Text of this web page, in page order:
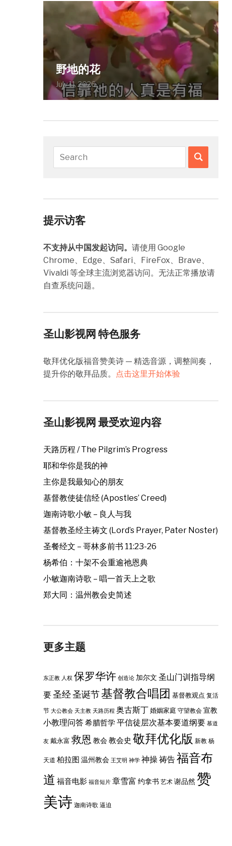
野地的花
July 11, 2026
提示访客
不支持从中国发起访问。 请使用 Google
Chrome、Edge、Safari、FireFox、Brave、
Vivaldi 等全球主流浏览器访问。无法正常播放请
自查系统问题。
圣山影视网 特色服务
敬拜优化版福音赞美诗 — 精选音源，调整间奏，
提升你的敬拜品质。
点击这里开始体验
圣山影视网 最受欢迎内容
天路历程 / The Pilgrim’s Progress
耶和华你是我的神
主你是我最知心的朋友
基督教使徒信经 (Apostles’ Creed)
迦南诗歌小敏 – 良人与我
基督教圣经主祷文 (Lord’s Prayer, Pater Noster)
圣餐经文 – 哥林多前书 11:23-26
杨希伯：十架不会重逾祂恩典
小敏迦南诗歌 – 唱一首天上之歌
郑大同：温州教会史简述
更多主题
东正教 人权 保罗华许 创造论 加尔文 圣山门训指导纲
要圣经圣诞节基督教合唱团 基督教观点 复活
节 大公教会 天主教 天路历程 奥古斯丁 婚姻家庭 守望教会 宣教
小教理问答希腊哲学平信徒层次基本要道纲要 慕道
友 戴永富 救恩 教会 教会史 敬拜优化版 新教 杨
天道 柏拉图 温州教会 王艾明 神学 神操祷告福音布
道 福音电影 福音短片 章雪富 约拿书 艺术 谢品然 赞
美诗 迦南诗歌 逼迫